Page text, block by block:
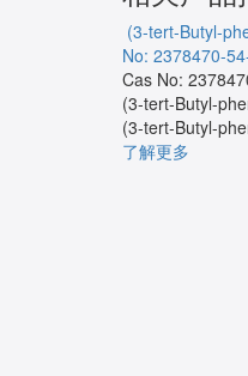
(3-tert-Butyl-
No: 2378470-
Cas No:
(3-tert-Butyl-
(3-tert-Butyl-
了解更多